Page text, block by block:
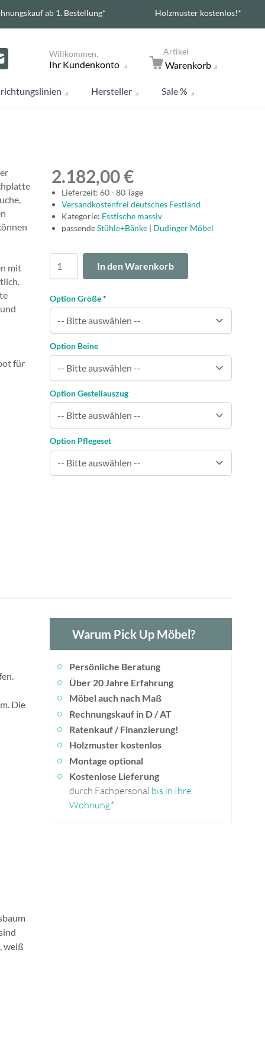
ab 1. Bestellung* Holzmuster kostenlos!*
Willkommen,
Ihr Kundenkonto
Artikel
Warenkorb
Hersteller Sale %
mit
für
2.182,00 €
Lieferzeit: 60 - 80 Tage
Versandkostenfrei deutsches Festland
Kategorie: Esstische massiv
passendeStühle+Bänke | Dudinger Möbel
In den Warenkorb
Option Größe *
Option Beine
Option Gestellauszug
Option Pflegeset
Die
weiß
Warum Pick Up Möbel?
Persönliche Beratung
Über 20 Jahre Erfahrung
Möbel auch nach Maß
Rechnungskauf in D / AT
Ratenkauf / Finanzierung!
Holzmuster kostenlos
Montage optional
Kostenlose Lieferung
durch Fachpersonal bis in Ihre
Wohnung.*